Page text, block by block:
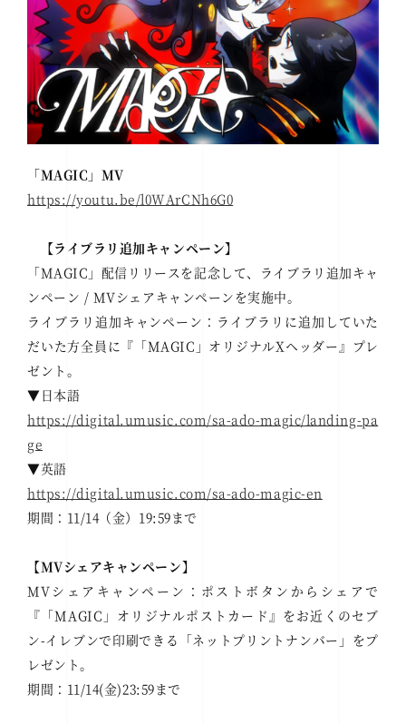
「MAGIC」MV
https://youtu.be/l0WArCNh6G0
【ライブラリ追加キャンペーン】
「MAGIC」配信リリースを記念して、ライブラリ追加キャ
ンペーン / MVシェアキャンペーンを実施中。
ライブラリ追加キャンペーン：ライブラリに追加していた
だいた方全員に『「MAGIC」オリジナルXヘッダー』プレ
ゼント。
▼日本語
https://digital.umusic.com/sa-ado-magic/landing-pa
ge
▼英語
https://digital.umusic.com/sa-ado-magic-en
期間：11/14（金）19:59まで
【MVシェアキャンペーン】
MVシェアキャンペーン：ポストボタンからシェアで
『「MAGIC」オリジナルポストカード』をお近くのセブ
ン-イレブンで印刷できる「ネットプリントナンバー」をプ
レゼント。
期間：11/14(金)23:59まで